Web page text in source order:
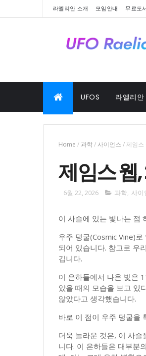
라엘리안 소개 모임안내 무료도
UFOS 라엘리안
Home / 과학/ 사이언스 /제임스
제임스 웹
6월 22, 2026 과학, 사이
이 사슬에 있는 빛나는 점
우주 덩굴(Cosmic Vine)
되어 있습니다. 참고로 우
깁니다.
이 은하들에서 나온 빛은
았을 때의 모습을 보고 있
않았다고 생각했습니다.
바로 이 점이 우주 덩굴을
더욱 놀라운 것은, 이 사
니다. 이 은하들은 대부분